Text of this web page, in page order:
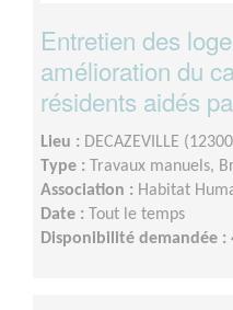
Entretien des
amélioration du
résidents aidés
Lieu : DECAZEVILLE
Type :
Travaux manuels,
Association : Habitat
Date :
Tout le temps
Disponibilité demandée :